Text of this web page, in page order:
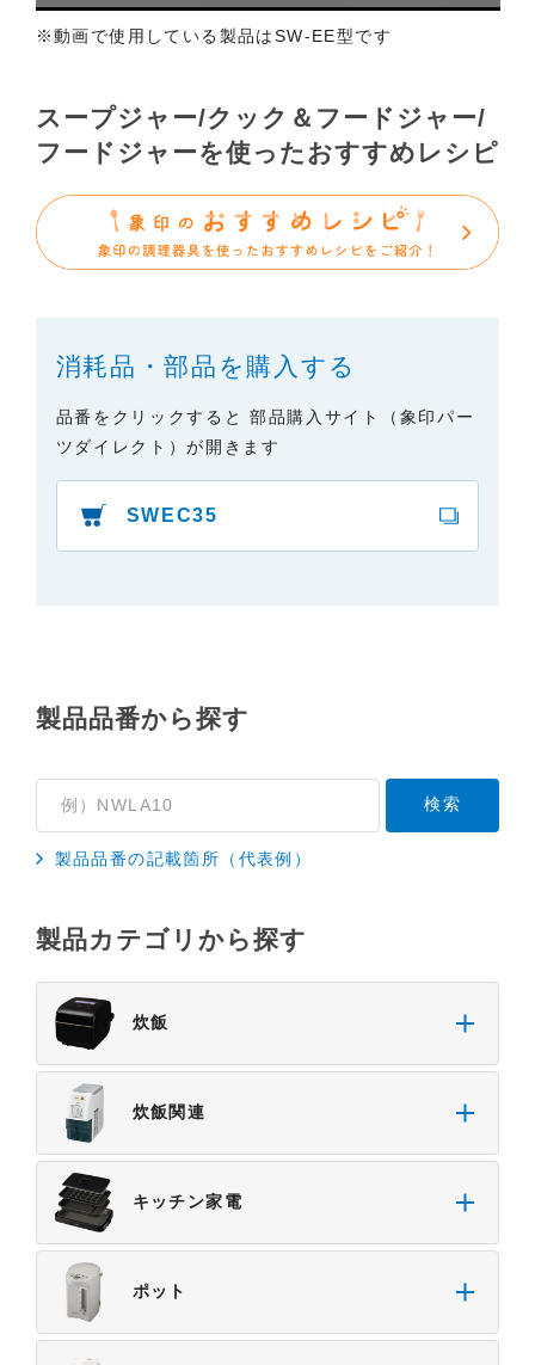
証せず、また責任を負うものではありません。あら
かじめご了承ください。
・掲載された情報が常に最新のものであること。
・本サイトをご利用になったこと、またはご利用に
・予告なしにサーバーの停止、本サービスの変更ま
たは提供の中止・中断を行うこと。また、それによ
※動画で使用している製品はSW-EE型です
スープジャー/クック＆フードジャー/
フードジャーを使ったおすすめレシピ
消耗品・部品を購入する
品番をクリックすると 部品購入サイト（象印パー
ツダイレクト）が開きます
SWEC35
製品品番から探す
製品品番の記載箇所（代表例）
製品カテゴリから探す
炊飯
炊飯関連
キッチン家電
ポット